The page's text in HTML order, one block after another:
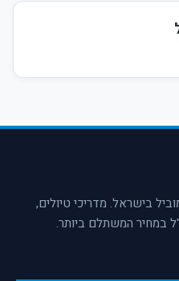
בישראל. מדריכי טיולים,
במחיר המשתלם ביותר.